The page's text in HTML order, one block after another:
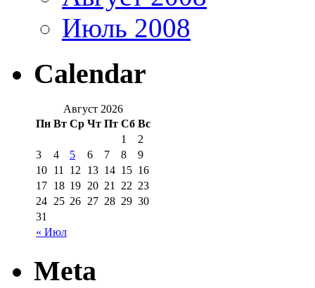
Июль 2008
Calendar
Август 2026
Пн Вт Ср Чт Пт Сб Вс
« Июл
1
2
3
4 5 6 7 8
9
10 11 12 13 14 15 16
17 18 19 20 21 22 23
24 25 26 27 28 29 30
31
Meta